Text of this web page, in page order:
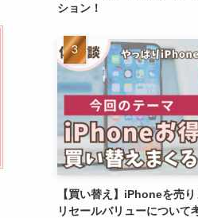
ション！
【買い替え】iPhoneを売
リセールバリューについて